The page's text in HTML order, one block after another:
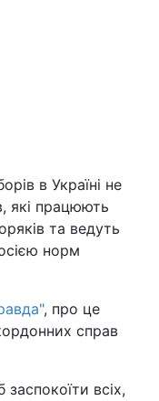
в Україні не
які працюють
та ведуть
норм
, про це
справ
всіх,